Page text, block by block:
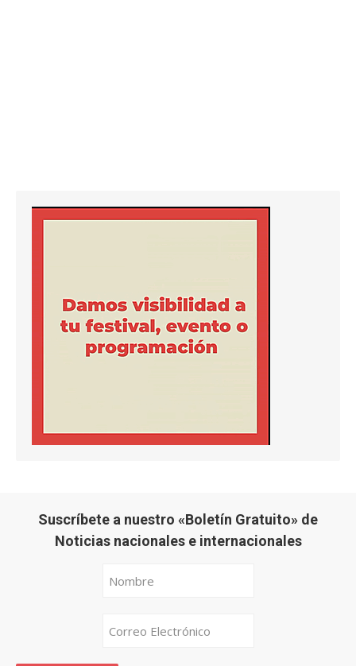
Suscríbete a nuestro «Boletín Gratuito» de
Noticias nacionales e internacionales